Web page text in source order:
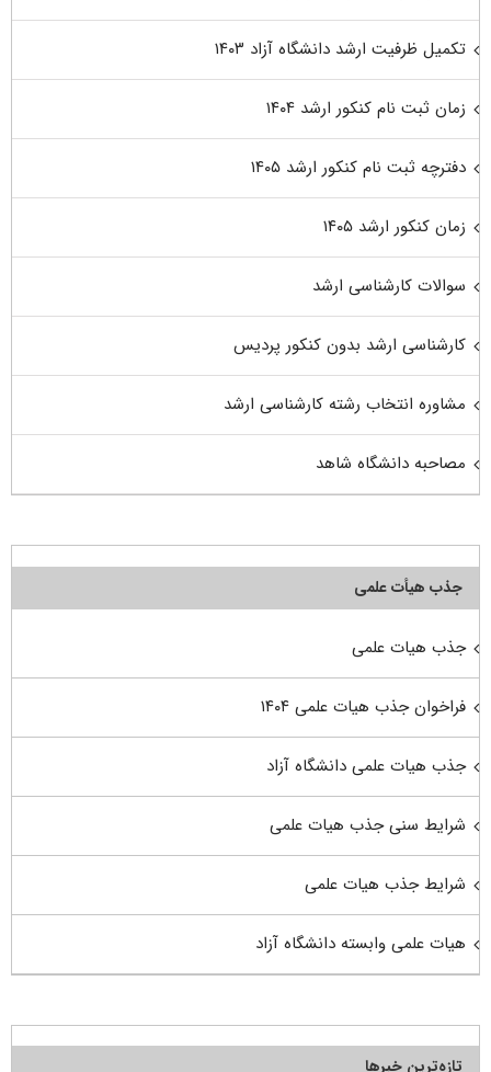
تکمیل ظرفیت ارشد دانشگاه آزاد ۱۴۰۳
زمان ثبت نام کنکور ارشد ۱۴۰۴
دفترچه ثبت نام کنکور ارشد ۱۴۰۵
زمان کنکور ارشد ۱۴۰۵
سوالات کارشناسی ارشد
کارشناسی ارشد بدون کنکور پردیس
مشاوره انتخاب رشته کارشناسی ارشد
مصاحبه دانشگاه شاهد
جذب هیأت علمی
جذب هیات علمی
فراخوان جذب هیات علمی ۱۴۰۴
جذب هیات علمی دانشگاه آزاد
شرایط سنی جذب هیات علمی
شرایط جذب هیات علمی
هیات علمی وابسته دانشگاه آزاد
تازه‌ترین خبرها